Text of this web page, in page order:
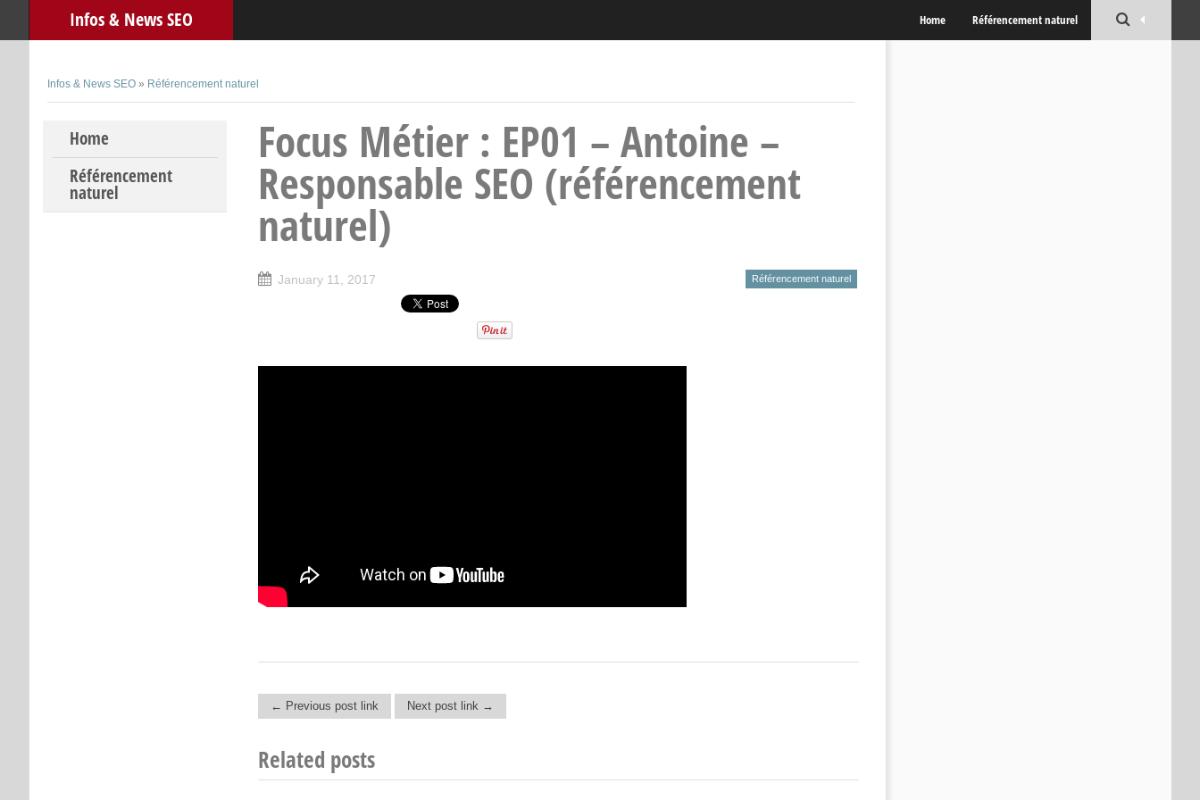
Infos & News SEO Home Référencement naturel
Infos & News SEO » Référencement naturel
Skip to content
Home
Référencement
naturel
Focus Métier : EP01 – Antoine –
Responsable SEO (référencement
naturel)
January 11, 2017 Référencement naturel
Post navigation
← Previous post link Next post link →
Related posts